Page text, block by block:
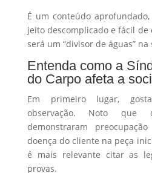
É um conteúdo
jeito descomplicado e fácil
será um “divisor de águas”
Entenda como a
do Carpo afeta a
Em primeiro lugar,
observação. Noto que
demonstraram
doença do cliente na peça
é mais relevante citar as
provas.